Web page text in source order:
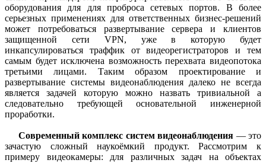
оборудования для для проброса сетевых портов. В более
серьезных применениях для ответственных бизнес-решений
может потребоваться развертывание сервера и клиентов
защищенной сети VPN, уже в которую будет
инкапсулироваться траффик от видеорегистраторов и тем
самым будет исключена возможность перехвата видеопотока
третьими лицами. Таким образом проектирование и
развертывание системы видеонаблюдения далеко не всегда
является задачей которую можно назвать тривиальной а
следовательно требующей основательной инженерной
проработки.
Современный комплекс систем видеонаблюдения — это
зачастую сложный наукоёмкий продукт. Рассмотрим к
примеру видеокамеры: для различных задач на объектах